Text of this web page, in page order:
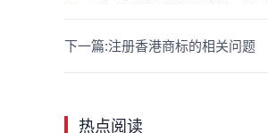
下一篇:注册香港商标的相关问题
热点阅读